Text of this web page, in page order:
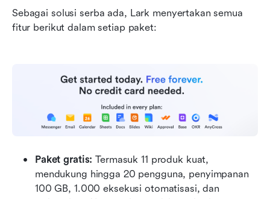
Sebagai solusi serba ada, Lark menyertakan semua
fitur berikut dalam setiap paket:
Paket gratis: Termasuk 11 produk kuat,
mendukung hingga 20 pengguna, penyimpanan
100 GB, 1.000 eksekusi otomatisasi, dan